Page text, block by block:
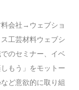
会社→ウェブショ
工芸材料ウェブシ
のセミナー、イベ
もう」をモットー
ど意欲的に取り組